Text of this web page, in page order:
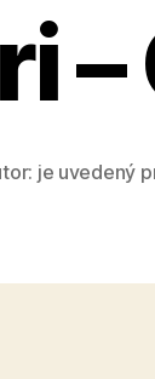
je uvedený